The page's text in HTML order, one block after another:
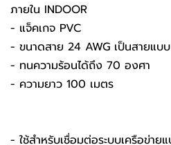
ภายใน INDOOR
- แจ็คเกจ PVC
- ขนาดสาย 24 AWG เป็นสายแ
- ทนความร้อนได้ถึง 70 องศา
- ความยาว 100 เมตร
- ใช้สำหรับเชื่อมต่อระบบเครือข่าย